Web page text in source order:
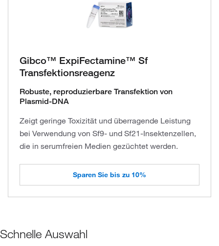
Gibco™ ExpiFectamine™ Sf
Transfektionsreagenz
Robuste, reproduzierbare Transfektion von
Plasmid-DNA
Zeigt geringe Toxizität und überragende Leistung
bei Verwendung von Sf9- und Sf21-Insektenzellen,
die in serumfreien Medien gezüchtet werden.
Sparen Sie bis zu 10%
Schnelle Auswahl